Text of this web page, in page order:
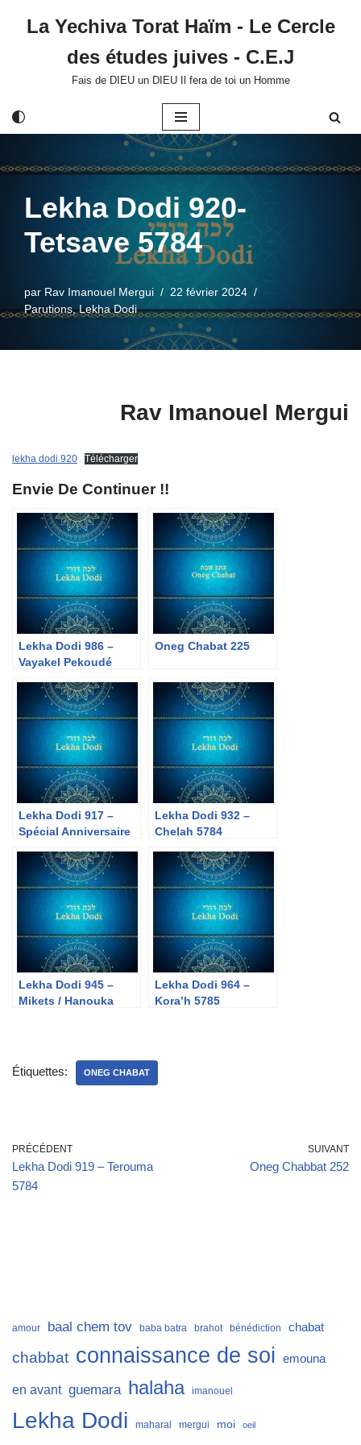
La Yechiva Torat Haïm - Le Cercle
des études juives - C.E.J
Fais de DIEU un DIEU Il fera de toi un Homme
Lekha Dodi 920-
Tetsave 5784
par Rav Imanouel Mergui
22 février 2024
Parutions,Lekha Dodi
Rav Imanouel Mergui
lekha dodi 920 Télécharger
Envie De Continuer !!
Lekha Dodi 986 –
Vayakel Pekoudé
Oneg Chabat 225
Lekha Dodi 917 –
Spécial Anniversaire
Lekha Dodi 932 –
Chelah 5784
Lekha Dodi 945 –
Mikets / Hanouka
Lekha Dodi 964 –
Kora’h 5785
Étiquettes: ONEG CHABAT
PRÉCÉDENT
Lekha Dodi 919 – Terouma
5784
SUIVANT
Oneg Chabbat 252
amour baal chem tov baba batra brahot bénédiction chabat
chabbat connaissance de soi emouna
en avant guemara halaha imanouel
Lekha Dodi maharal mergui moi oeil